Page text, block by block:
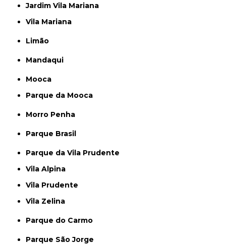
Jardim Vila Mariana
Vila Mariana
Limão
Mandaqui
Mooca
Parque da Mooca
Morro Penha
Parque Brasil
Parque da Vila Prudente
Vila Alpina
Vila Prudente
Vila Zelina
Parque do Carmo
Parque São Jorge